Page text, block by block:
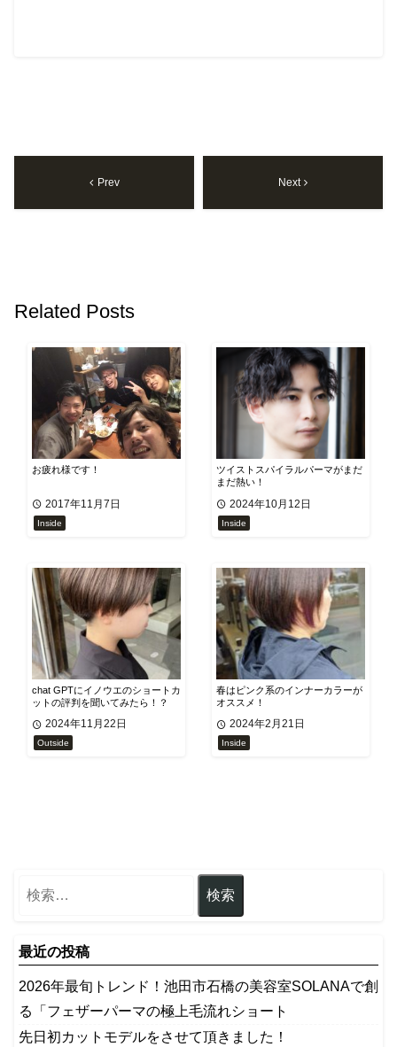
Prev Next
Related Posts
お疲れ様です！
2017年11月7日
Inside
ツイストスパイラルパーマがまだ
まだ熱い！
2024年10月12日
Inside
chat GPTにイノウエのショートカ
ットの評判を聞いてみたら！？
2024年11月22日
Outside
春はピンク系のインナーカラーが
オススメ！
2024年2月21日
Inside
最近の投稿
2026年最旬トレンド！池田市石橋の美容室SOLANAで創
る「フェザーパーマの極上毛流れショート
先日初カットモデルをさせて頂きました！